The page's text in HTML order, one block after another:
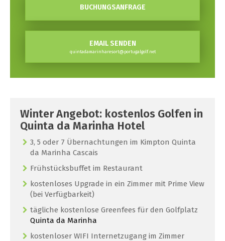
BUCHUNGSANFRAGE
EMAIL SENDEN
quintadamarinharesort@portugalgolf.net
Winter Angebot: kostenlos Golfen in
Quinta da Marinha Hotel
3, 5 oder 7 Übernachtungen im Kimpton Quinta
da Marinha Cascais
Frühstücksbuffet im Restaurant
kostenloses Upgrade in ein Zimmer mit Prime View
(bei Verfügbarkeit)
tägliche kostenlose Greenfees für den Golfplatz
Quinta da Marinha
kostenloser WIFI Internetzugang im Zimmer